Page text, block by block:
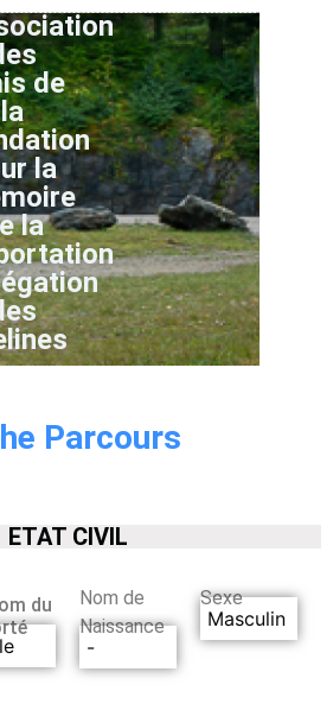
de
la
la
la
Parcours
ETAT CIVIL
du
Nom de
Naissance
-
Sexe
Masculin